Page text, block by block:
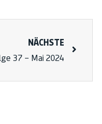
NÄCHSTE
37 – Mai 2024